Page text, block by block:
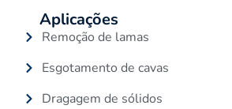
Aplicações
Remoção de lamas
Esgotamento de cavas
Dragagem de sólidos